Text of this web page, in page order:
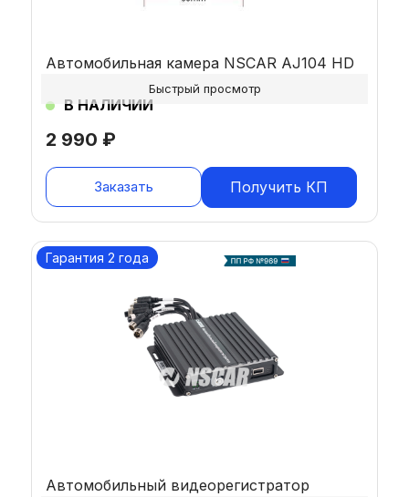
2 990 ₽
Автомобильная камера NSCAR AJ104 HD
В НАЛИЧИИ
Заказать Получить КП
Быстрый просмотр
Гарантия 2 года
Автомобильный видеорегистратор